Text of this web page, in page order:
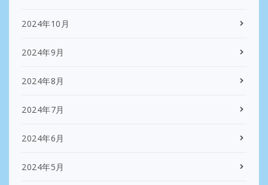
2024年10月
2024年9月
2024年8月
2024年7月
2024年6月
2024年5月